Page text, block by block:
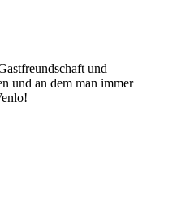
und
und an dem man immer